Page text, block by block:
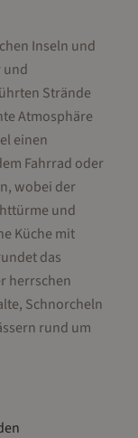
Inseln und
und
Strände
Atmosphäre
einen
Fahrrad oder
wobei der
und
Küche mit
das
herrschen
Schnorcheln
rund um